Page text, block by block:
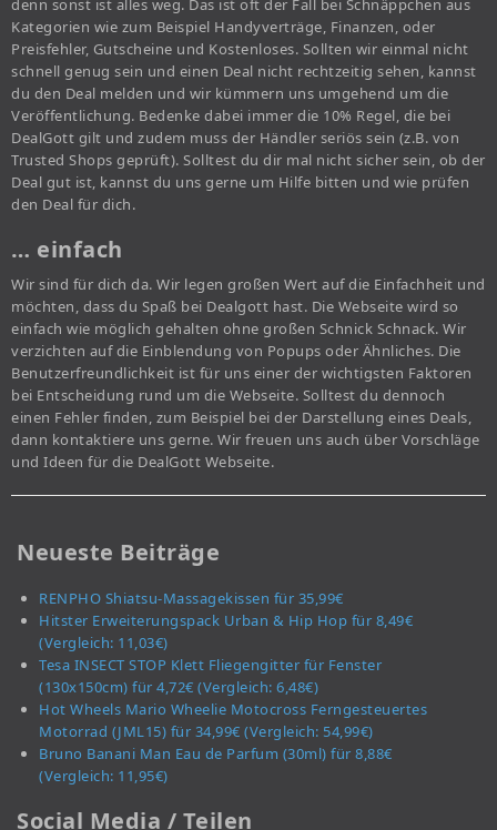
denn sonst ist alles weg. Das ist oft der Fall bei Schnäppchen aus
Kategorien wie zum Beispiel Handyverträge, Finanzen, oder
Preisfehler, Gutscheine und Kostenloses. Sollten wir einmal nicht
schnell genug sein und einen Deal nicht rechtzeitig sehen, kannst
du den Deal melden und wir kümmern uns umgehend um die
Veröffentlichung. Bedenke dabei immer die 10% Regel, die bei
DealGott gilt und zudem muss der Händler seriös sein (z.B. von
Trusted Shops geprüft). Solltest du dir mal nicht sicher sein, ob der
Deal gut ist, kannst du uns gerne um Hilfe bitten und wie prüfen
den Deal für dich.
… einfach
Wir sind für dich da. Wir legen großen Wert auf die Einfachheit und
möchten, dass du Spaß bei Dealgott hast. Die Webseite wird so
einfach wie möglich gehalten ohne großen Schnick Schnack. Wir
verzichten auf die Einblendung von Popups oder Ähnliches. Die
Benutzerfreundlichkeit ist für uns einer der wichtigsten Faktoren
bei Entscheidung rund um die Webseite. Solltest du dennoch
einen Fehler finden, zum Beispiel bei der Darstellung eines Deals,
dann kontaktiere uns gerne. Wir freuen uns auch über Vorschläge
und Ideen für die DealGott Webseite.
Neueste Beiträge
RENPHO Shiatsu-Massagekissen für 35,99€
Hitster Erweiterungspack Urban & Hip Hop für 8,49€
(Vergleich: 11,03€)
Tesa INSECT STOP Klett Fliegengitter für Fenster
(130x150cm) für 4,72€ (Vergleich: 6,48€)
Hot Wheels Mario Wheelie Motocross Ferngesteuertes
Motorrad (JML15) für 34,99€ (Vergleich: 54,99€)
Bruno Banani Man Eau de Parfum (30ml) für 8,88€
(Vergleich: 11,95€)
Social Media / Teilen